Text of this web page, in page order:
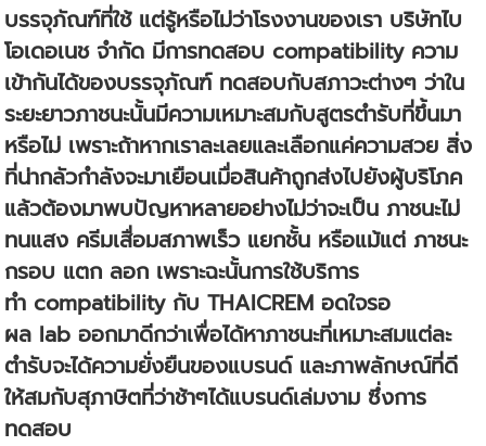
บรรจุภัณฑ์ที่ใช้ แต่รู้หรือไม่ว่าโรงงานของเรา บริษัทไบ
โอเดอเนช จำกัด มีการทดสอบ compatibilityความ
เข้ากันได้ของบรรจุภัณฑ์ ทดสอบกับสภาวะต่างๆ ว่าใน
ระยะยาวภาชนะนั้นมีความเหมาะสมกับสูตรตำรับที่ขึ้นมา
หรือไม่ เพราะถ้าหากเราละเลยและเลือกแค่ความสวย สิ่ง
ที่น่ากลัวกำลังจะมาเยือนเมื่อสินค้าถูกส่งไปยังผู้บริโภค
แล้วต้องมาพบปัญหาหลายอย่างไม่ว่าจะเป็น ภาชนะไม่
ทนแสง ครีมเสื่อมสภาพเร็ว แยกชั้น หรือแม้แต่ ภาชนะ
กรอบ แตก ลอก เพราะฉะนั้นการใช้บริการ
ทำ compatibilityกับ THAICREM อดใจรอ
ผล lab ออกมาดีกว่าเพื่อได้หาภาชนะที่เหมาะสมแต่ละ
ตำรับจะได้ความยั่งยืนของแบรนด์ และภาพลักษณ์ที่ดี
ให้สมกับสุภาษิตที่ว่าช้าๆได้แบรนด์เล่มงาม ซึ่งการ
ทดสอบ